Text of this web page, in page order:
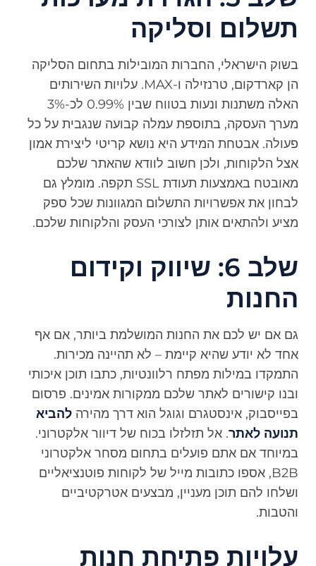
תשלום וסליקה
בשוק הישראלי, החברות המובילות בתחום הסליקה
הן קארדקום, טרנזילה ו-MAX. עלויות השירותים
האלה משתנות ונעות בטווח שבין 0.99% לכ-3%
מערך העסקה, בתוספת עמלה קבועה שנגבית על כל
פעולה. אבטחת המידע היא נושא קריטי ליצירת אמון
אצל הלקוחות, ולכן חשוב לוודא שהאתר שלכם
מאובטח באמצעות תעודת SSL תקפה. מומלץ גם
לבחון את אפשרויות התשלום המגוונות שכל ספק
מציע ולהתאים אותן לצורכי העסק והלקוחות שלכם.
שלב 6: שיווק וקידום
החנות
גם אם יש לכם את החנות המושלמת ביותר, אם אף
אחד לא יודע שהיא קיימת – לא תהיינה מכירות.
התמקדו במילות מפתח רלוונטיות, כתבו תוכן איכותי
ובנו קישורים לאתר שלכם ממקורות אמינים. פרסום
בפייסבוק, אינסטגרם וגוגל הוא דרך מהירהלהביא
תנועה לאתר. אל תזלזלו בכוח של דיוור אלקטרוני.
במיוחד אם אתם פועלים בתחום מסחר אלקטרוני
B2B, אספו כתובות מייל של לקוחות פוטנציאליים
ושלחו להם תוכן מעניין, מבצעים אטרקטיביים
והטבות.
עלויות פתיחת חנות